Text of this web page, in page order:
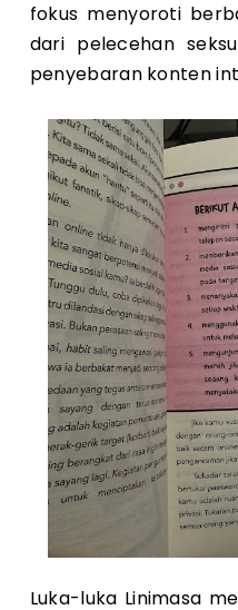
fokus menyoroti
dari pelecehan
penyebaran konten
Luka-luka Linimasa